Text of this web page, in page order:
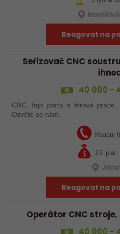
Reagovat na
Seřizovač CNC
40 000 -
CNC, fajn parta a férová
Ozvěte se nám.
Reaguj
13. plat
Reagovat na
Operátor CNC
40 000 -